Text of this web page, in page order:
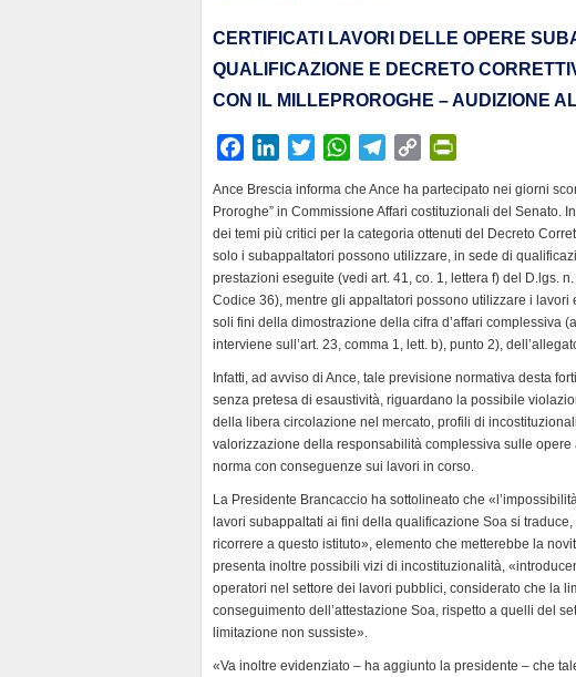
CERTIFICATI LAVORI DELLE OPERE
QUALIFICAZIONE E DECRETO
CON IL MILLEPROROGHE – AUDIZIONE
c
e
b
o
o
k
n
k
e
d
I
n
i
t
t
e
r
W
a
t
s
A
p
p
l
e
g
r
a
m
C
p
y
L
i
n
k
i
n
t
F
r
i
n
d
l
y
Ance Brescia informa che Ance ha partecipato nei giorni
Proroghe” in Commissione Affari costituzionali del Senato.
dei temi più critici per la categoria ottenuti del Decreto
solo i subappaltatori possono utilizzare, in sede di
prestazioni eseguite (vedi art. 41, co. 1, lettera f) del D.lgs.
Codice 36), mentre gli appaltatori possono utilizzare i
soli fini della dimostrazione della cifra d’affari complessiva
interviene sull’art. 23, comma 1, lett. b), punto 2),
Infatti, ad avviso di Ance, tale previsione normativa desta
senza pretesa di esaustività, riguardano la possibile
della libera circolazione nel mercato, profili di
valorizzazione della responsabilità complessiva sulle
norma con conseguenze sui lavori in corso.
La Presidente Brancaccio ha sottolineato che
lavori subappaltati ai fini della qualificazione Soa si
ricorrere a questo istituto», elemento che metterebbe la
presenta inoltre possibili vizi di incostituzionalità,
operatori nel settore dei lavori pubblici, considerato che la
conseguimento dell’attestazione Soa, rispetto a quelli del
limitazione non sussiste».
«Va inoltre evidenziato – ha aggiunto la presidente – che